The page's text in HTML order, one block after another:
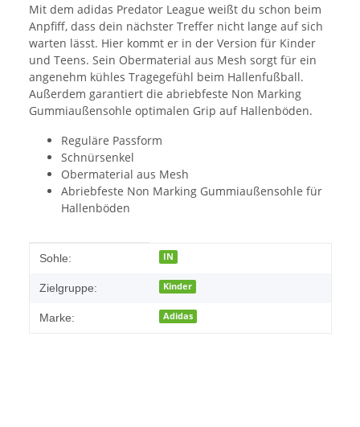
Mit dem adidas Predator League weißt du schon beim
Anpfiff, dass dein nächster Treffer nicht lange auf sich
warten lässt. Hier kommt er in der Version für Kinder
und Teens. Sein Obermaterial aus Mesh sorgt für ein
angenehm kühles Tragegefühl beim Hallenfußball.
Außerdem garantiert die abriebfeste Non Marking
Gummiaußensohle optimalen Grip auf Hallenböden.
Reguläre Passform
Schnürsenkel
Obermaterial aus Mesh
Abriebfeste Non Marking Gummiaußensohle für
Hallenböden
Produkteigenschaft
Wert
Sohle: IN
Zielgruppe: Kinder
Marke: Adidas